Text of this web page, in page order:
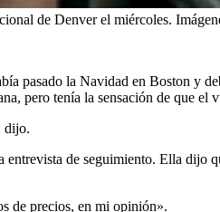
de Denver el miércoles.
pasado la Navidad en Boston y
pero tenía la sensación de que el
dijo.
de seguimiento. Ella dijo
de precios, en mi opinión».